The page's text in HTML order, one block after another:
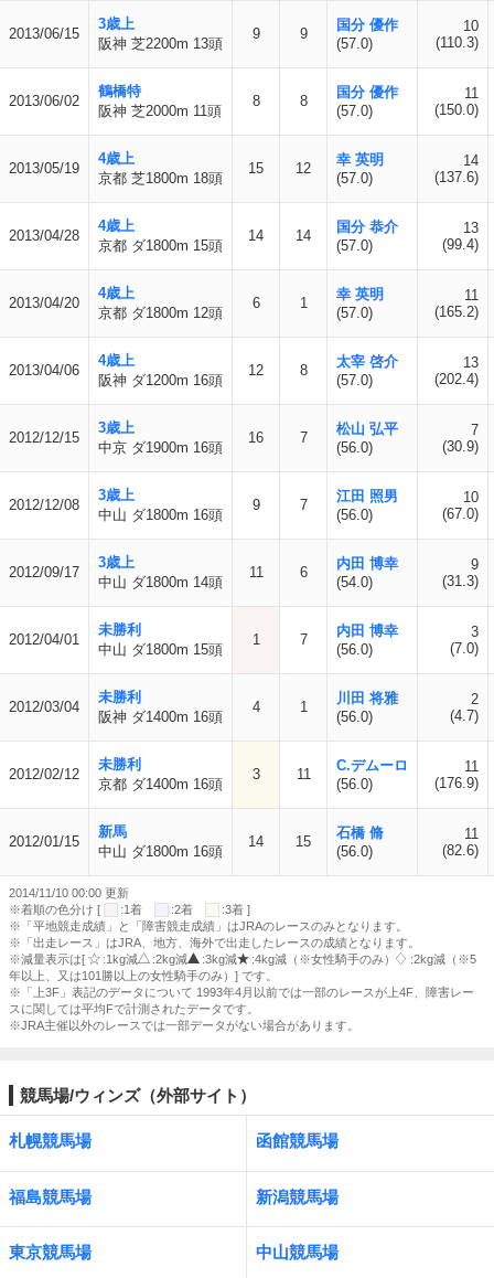
2013/06/15
3歳上
阪神 芝2200m 13頭
9 9
国分 優作
(57.0)
10
(110.3)
2013/06/02
鶴橋特
阪神 芝2000m 11頭
8 8
国分 優作
(57.0)
11
(150.0)
2013/05/19
4歳上
京都 芝1800m 18頭
15 12
幸 英明
(57.0)
14
(137.6)
2013/04/28
4歳上
京都 ダ1800m 15頭
14 14
国分 恭介
(57.0)
13
(99.4)
2013/04/20
4歳上
京都 ダ1800m 12頭
6 1
幸 英明
(57.0)
11
(165.2)
2013/04/06
4歳上
阪神 ダ1200m 16頭
12 8
太宰 啓介
(57.0)
13
(202.4)
2012/12/15
3歳上
中京 ダ1900m 16頭
16 7
松山 弘平
(56.0)
7
(30.9)
2012/12/08
3歳上
中山 ダ1800m 16頭
9 7
江田 照男
(56.0)
10
(67.0)
2012/09/17
3歳上
中山 ダ1800m 14頭
11 6
内田 博幸
(54.0)
9
(31.3)
2012/04/01
未勝利
中山 ダ1800m 15頭
1 7
内田 博幸
(56.0)
3
(7.0)
2012/03/04
未勝利
阪神 ダ1400m 16頭
4 1
川田 将雅
(56.0)
2
(4.7)
2012/02/12
未勝利
京都 ダ1400m 16頭
3 11
C.デムーロ
(56.0)
11
(176.9)
2012/01/15
新馬
中山 ダ1800m 16頭
14 15
石橋 脩
(56.0)
11
(82.6)
2014/11/10 00:00 更新
※着順の色分け [
:1着 :2着
:3着 ]
※「平地競走成績」と「障害競走成績」はJRAのレースのみとなります。
※「出走レース」はJRA、地方、海外で出走したレースの成績となります。
※減量表示は[
:1kg減 :2kg減 :3kg減 :4kg減（※女性騎手のみ）
:2kg減（※5
年以上、又は101勝以上の女性騎手のみ）] です。
※「上3F」表記のデータについて 1993年4月以前では一部のレースが上4F、障害レー
スに関しては平均Fで計測されたデータです。
※JRA主催以外のレースでは一部データがない場合があります。
競馬場/ウィンズ（外部サイト）
札幌競馬場 函館競馬場
福島競馬場 新潟競馬場
東京競馬場 中山競馬場